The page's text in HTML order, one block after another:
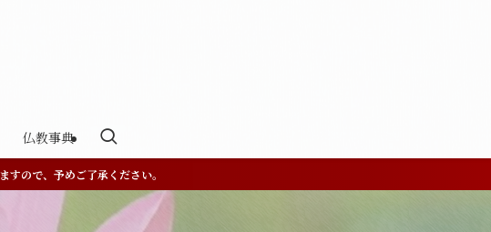
仏教事典
ので、予めご了承ください。